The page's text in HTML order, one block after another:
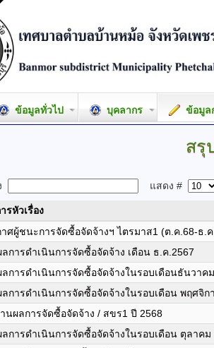
ข้อมูลทั่วไป บุคลากร ข้อมูล
สรุ
แสดง #
รหัวเรื่อง
ศผู้ชนะการจัดซื้อจัดจ้างฯ ไตรมาส1 (ต.ค.68-ธ.
การดำเนินการจัดซื้อจัดจ้าง เดือน ธ.ค.2567
ลการดำเนินการจัดซื้อจัดจ้างในรอบเดือนธันวาค
ลการดำเนินการจัดซื้อจัดจ้างในรอบเดือน พฤศจิก
นผลการจัดซื้อจัดจ้าง / สขร1 ปี 2568
ลการดำเนินการจัดซื้อจัดจ้างในรอบเดือน ตุลาคม